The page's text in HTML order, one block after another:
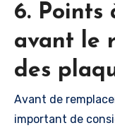
6. Points
avant le
des
Avant de
important de